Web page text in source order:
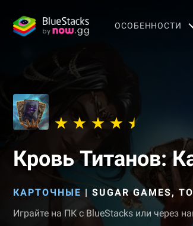
OСОБЕННОСТИ
Кровь Титанов:
КАРТОЧНЫЕ | SUGAR GAMES,
Играйте на ПК с BlueStacks или через